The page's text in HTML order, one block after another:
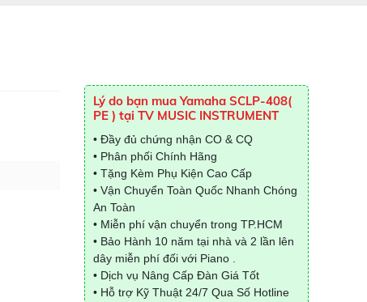
Lý do bạn mua Yamaha SCLP-408(
PE ) tại TV MUSIC INSTRUMENT
• Đầy đủ chứng nhận CO & CQ
• Phân phối Chính Hãng
• Tặng Kèm Phụ Kiện Cao Cấp
• Vận Chuyển Toàn Quốc Nhanh Chóng
An Toàn
• Miễn phí vận chuyển trong TP.HCM
• Bảo Hành 10 năm tại nhà và 2 lần lên
dây miễn phí đối với Piano .
• Dịch vụ Nâng Cấp Đàn Giá Tốt
• Hỗ trợ Kỹ Thuật 24/7 Qua Số Hotline